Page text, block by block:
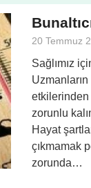
20 Temmuz
Sağlımız
Uzmanların
etkilerinden
zorunlu
Hayat
çıkmamak
zorunda…